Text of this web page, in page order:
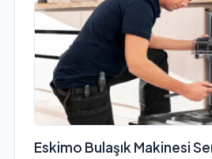
Eskimo Bulaşık Makinesi